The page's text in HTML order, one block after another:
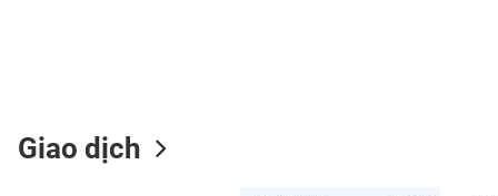
Giao dịch